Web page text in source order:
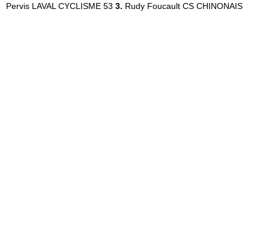
Pervis LAVAL CYCLISME 53 3. Rudy Foucault CS CHINONAIS